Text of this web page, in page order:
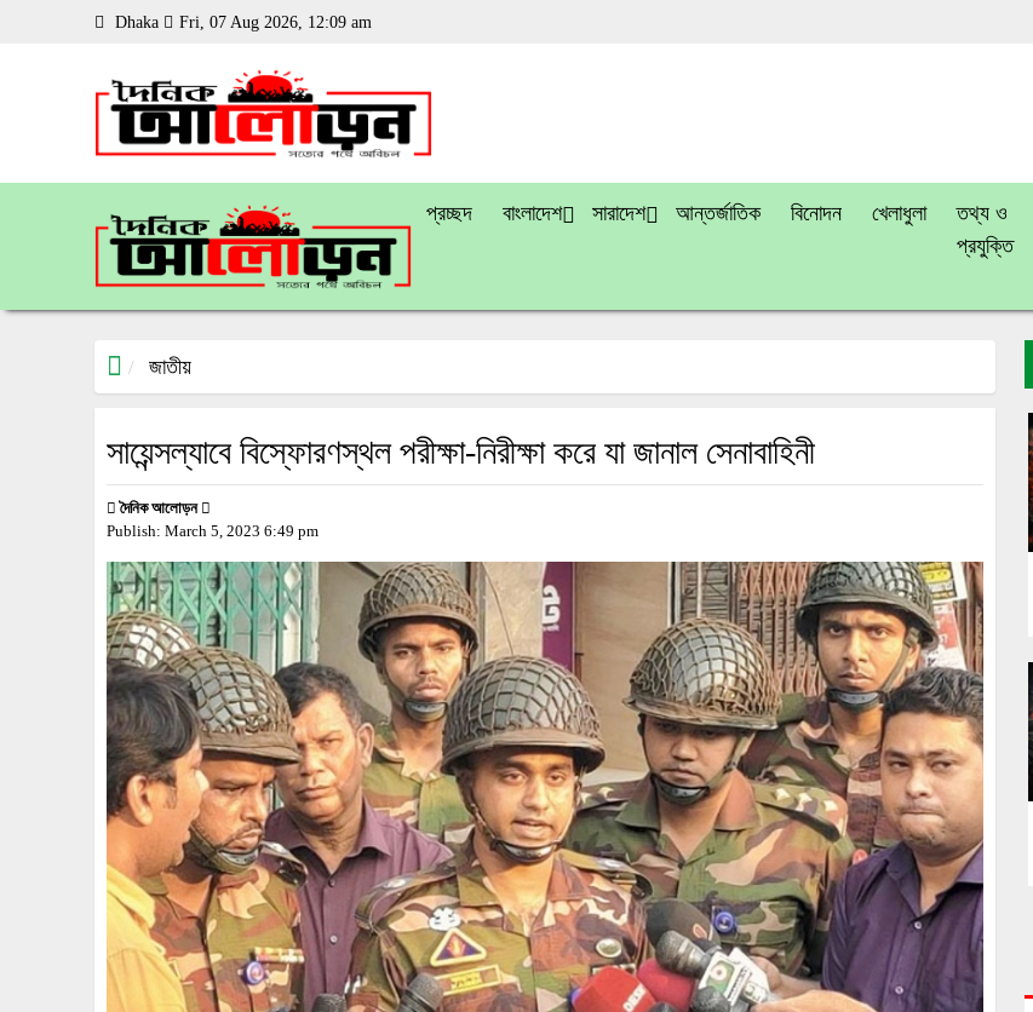
Dhaka Fri, 07 Aug 2026, 12:09 am
প্রচ্ছদ বাংলাদেশ সারাদেশ আন্তর্জাতিক বিনোদন খেলাধুলা
তথ্য ও
প্রযুক্তি
জাতীয়
সায়েন্সল্যাবে বিস্ফোরণস্থল পরীক্ষা-নিরীক্ষা করে যা জানাল সেনাবাহিনী
দৈনিক আলোড়ন
Publish: March 5, 2023 6:49 pm